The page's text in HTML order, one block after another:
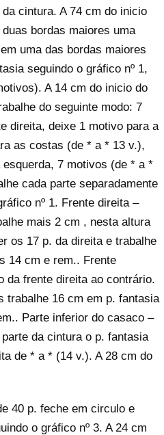
cintura. A 74 cm do inicio
bordas maiores uma
uma das bordas maiores
seguindo o gráfico nº 1,
A 14 cm do inicio do
do seguinte modo: 7
direita, deixe 1 motivo para a
as costas (de * a * 13 v.),
7 motivos (de * a *
cada parte separadamente
nº 1. Frente direita –
mais 2 cm , nesta altura
os 17 p. da direita e trabalhe
14 cm e rem.. Frente
da frente direita ao contrário.
trabalhe 16 cm em p. fantasia
Parte inferior do casaco –
da cintura o p. fantasia
de * a * (14 v.). A 28 cm do
40 p. feche em circulo e
o gráfico nº 3. A 24 cm